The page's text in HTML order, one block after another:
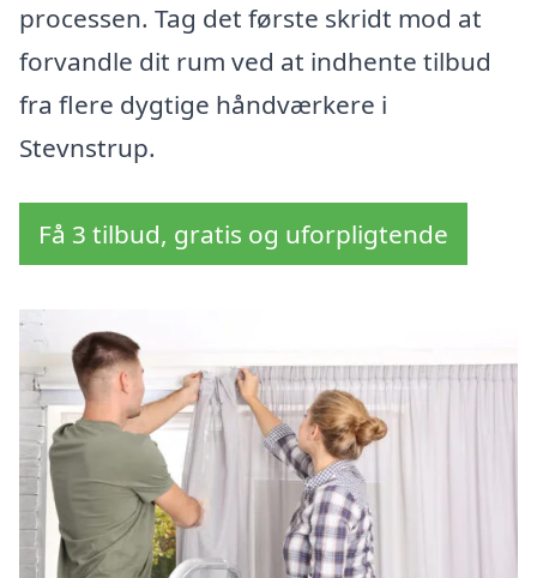
processen. Tag det første skridt mod at
forvandle dit rum ved at indhente tilbud
fra flere dygtige håndværkere i
Stevnstrup.
Få 3 tilbud, gratis og uforpligtende